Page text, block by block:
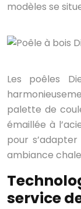
modèles se
Les poêles
palette de
émaillée à
pour
ambiance
service